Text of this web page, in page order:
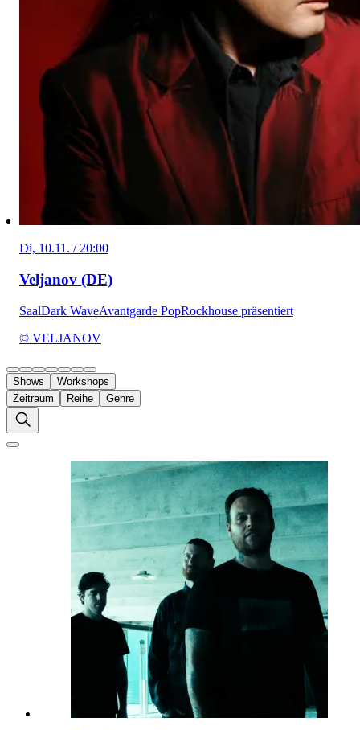
Di, 10.11. / 20:00
Veljanov (DE)
SaalDark WaveAvantgarde PopRockhouse präsentiert
© VELJANOV
Shows
Workshops
Zeitraum
Reihe Genre